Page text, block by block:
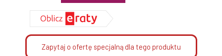
Zapytaj o ofertę specjalną dla tego produktu